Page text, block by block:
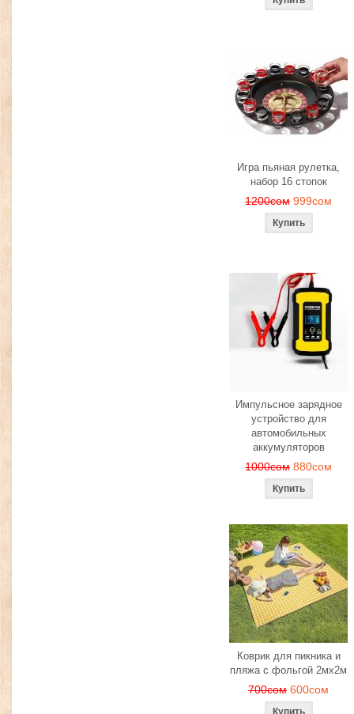
Игра пьяная рулетка,
набор 16 стопок
1200сом 999сом
Импульсное зарядное
устройство для
автомобильных
аккумуляторов
1000сом 880сом
Коврик для пикника и
пляжа с фольгой 2мх2м
700сом 600сом